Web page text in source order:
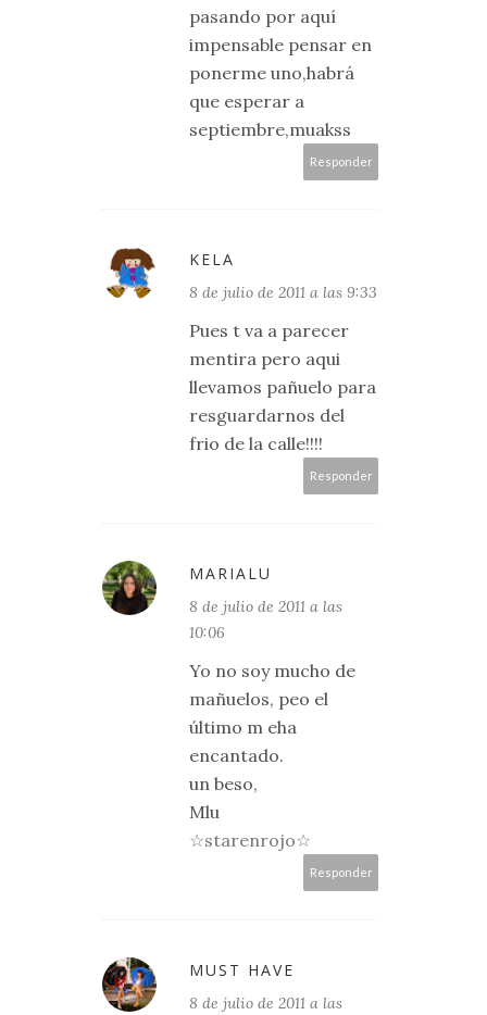
pasando por aquí
impensable pensar en
ponerme uno,habrá
que esperar a
septiembre,muakss
Responder
KELA
8 de julio de 2011 a las 9:33
Pues t va a parecer
mentira pero aqui
llevamos pañuelo para
resguardarnos del
frio de la calle!!!!
Responder
MARIALU
8 de julio de 2011 a las
10:06
Yo no soy mucho de
mañuelos, peo el
último m eha
encantado.
un beso,
Mlu
☆starenrojo☆
Responder
MUST HAVE
8 de julio de 2011 a las